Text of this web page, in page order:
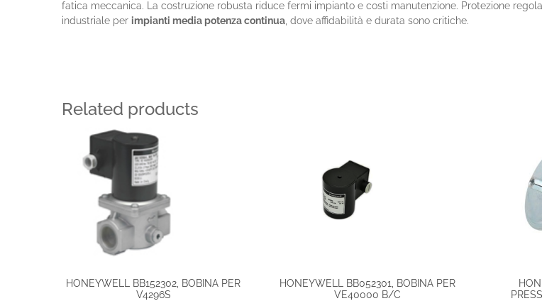
fatica meccanica. La costruzione robusta riduce fermi impianto e costi manutenzione. Protezione
industriale perimpianti media potenza continua , dove affidabilità e durata sono critiche.
Related products
HONEYWELL BB152302, BOBINA PER
V4296S
HONEYWELL BB052301, BOBINA PER
VE40000 B/C